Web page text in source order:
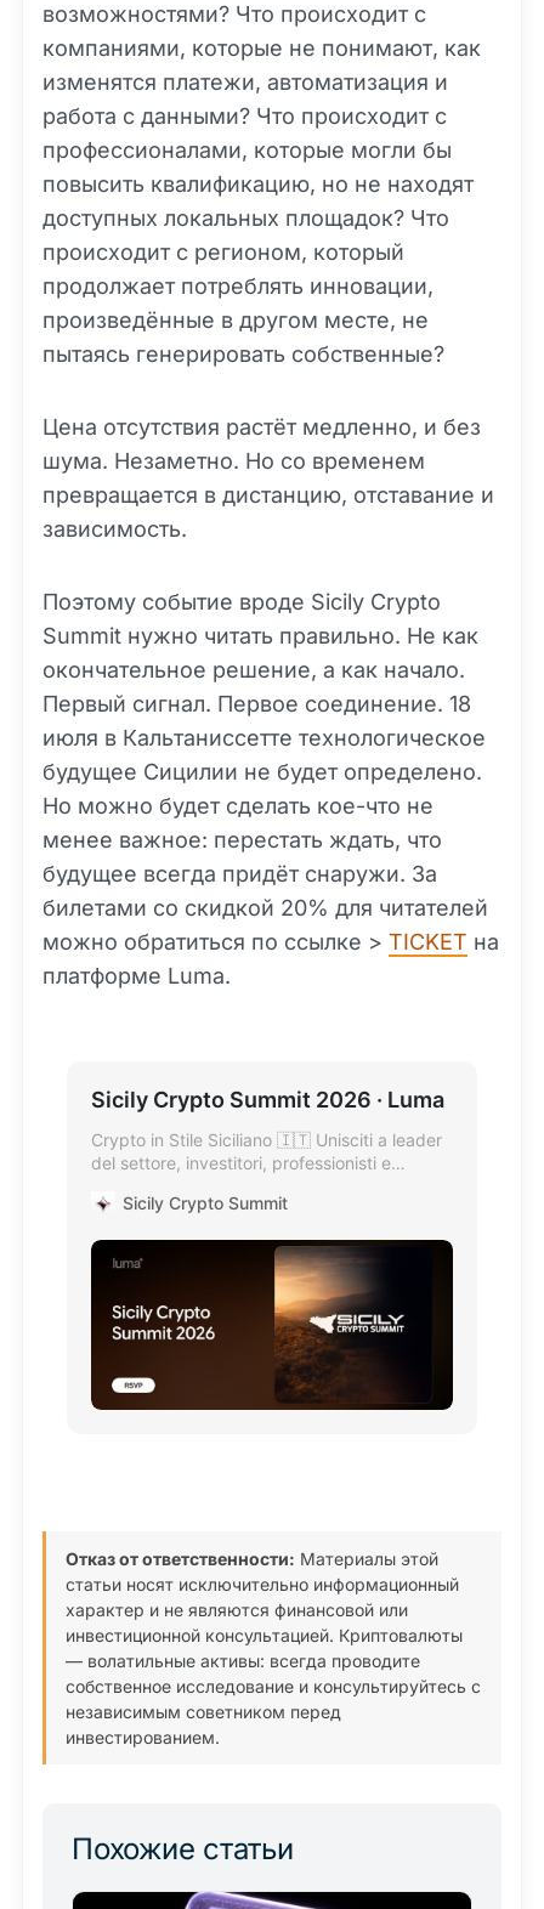
возможностями? Что происходит с
компаниями, которые не понимают, как
изменятся платежи, автоматизация и
работа с данными? Что происходит с
профессионалами, которые могли бы
повысить квалификацию, но не находят
доступных локальных площадок? Что
происходит с регионом, который
продолжает потреблять инновации,
произведённые в другом месте, не
пытаясь генерировать собственные?
Цена отсутствия растёт медленно, и без
шума. Незаметно. Но со временем
превращается в дистанцию, отставание и
зависимость.
Поэтому событие вроде Sicily Crypto
Summit нужно читать правильно. Не как
окончательное решение, а как начало.
Первый сигнал. Первое соединение. 18
июля в Кальтаниссетте технологическое
будущее Сицилии не будет определено.
Но можно будет сделать кое-что не
менее важное: перестать ждать, что
будущее всегда придёт снаружи. За
билетами со скидкой 20% для читателей
можно обратиться по ссылке > TICKET на
платформе Luma.
Sicily Crypto Summit 2026 · Luma
Crypto in Stile Siciliano 🇮🇹 Unisciti a leader
del settore, investitori, professionisti e
Web3, blockchain e…
Sicily Crypto Summit
Отказ от ответственности: Материалы этой
статьи носят исключительно информационный
характер и не являются финансовой или
инвестиционной консультацией. Криптовалюты
— волатильные активы: всегда проводите
собственное исследование и консультируйтесь с
независимым советником перед
инвестированием.
Похожие статьи